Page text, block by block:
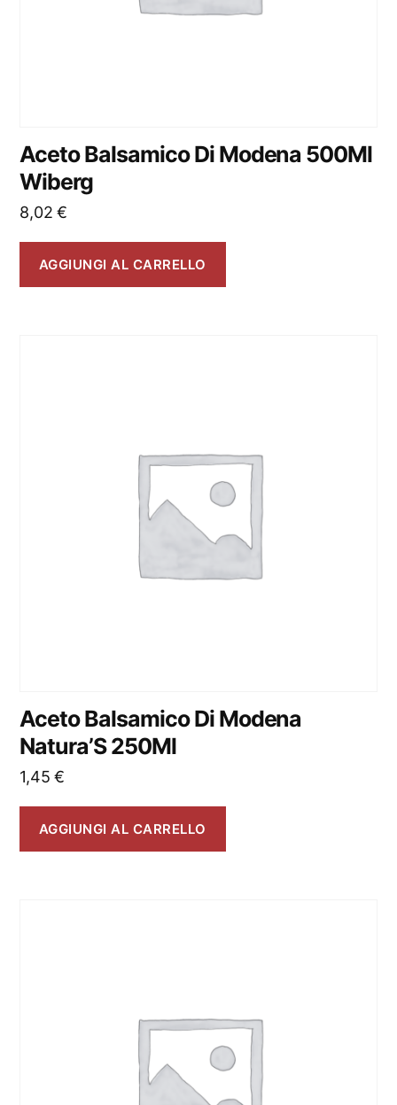
Aceto Balsamico Di Modena 500Ml
Wiberg
8,02€
AGGIUNGI AL CARRELLO
Aceto Balsamico Di Modena
Natura’S 250Ml
1,45€
AGGIUNGI AL CARRELLO